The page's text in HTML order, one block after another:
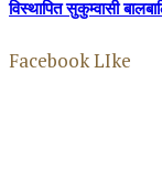
विस्थापित सुकुम्वासी
Facebook LIke